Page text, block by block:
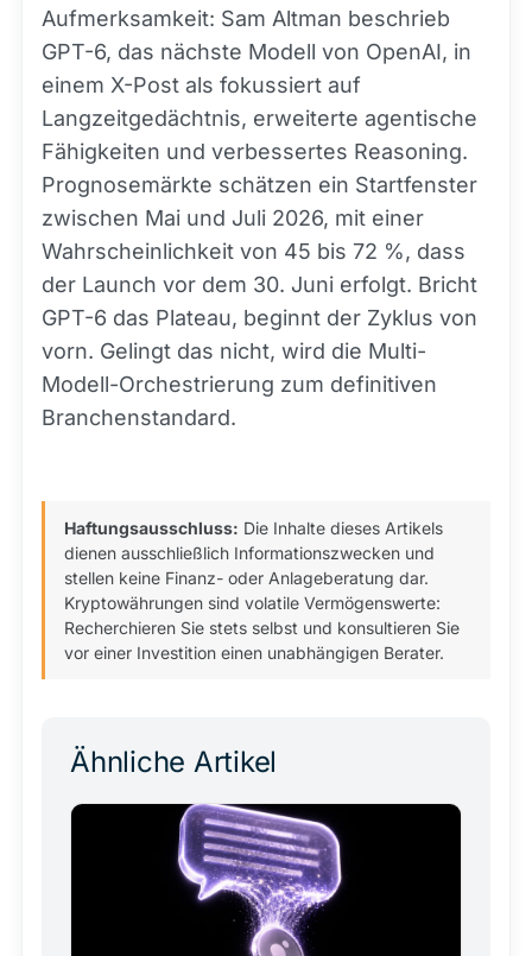
Aufmerksamkeit: Sam Altman beschrieb
GPT-6, das nächste Modell von OpenAI, in
einem X-Post als fokussiert auf
Langzeitgedächtnis, erweiterte agentische
Fähigkeiten und verbessertes Reasoning.
Prognosemärkte schätzen ein Startfenster
zwischen Mai und Juli 2026, mit einer
Wahrscheinlichkeit von 45 bis 72 %, dass
der Launch vor dem 30. Juni erfolgt. Bricht
GPT-6 das Plateau, beginnt der Zyklus von
vorn. Gelingt das nicht, wird die Multi-
Modell-Orchestrierung zum definitiven
Branchenstandard.
Haftungsausschluss: Die Inhalte dieses Artikels
dienen ausschließlich Informationszwecken und
stellen keine Finanz- oder Anlageberatung dar.
Kryptowährungen sind volatile Vermögenswerte:
Recherchieren Sie stets selbst und konsultieren Sie
vor einer Investition einen unabhängigen Berater.
Ähnliche Artikel